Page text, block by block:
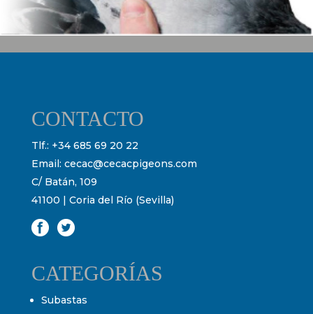
CONTACTO
Tlf.: +34 685 69 20 22
Email: cecac@cecacpigeons.com
C/ Batán, 109
41100 | Coria del Río (Sevilla)
CATEGORÍAS
Subastas